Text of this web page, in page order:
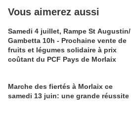
Vous aimerez aussi
Samedi 4 juillet, Rampe St Augustin/
Gambetta 10h - Prochaine vente de
fruits et légumes solidaire à prix
coûtant du PCF Pays de Morlaix
Marche des fiertés à Morlaix ce
samedi 13 juin: une grande réussite